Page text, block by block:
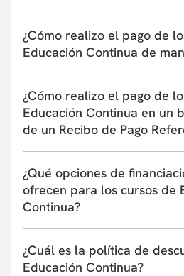
¿Cómo realizo el pago de
Educación Continua de
programa o taller de Educación
¿Cómo realizo el pago de
Educación Continua en un
de un Recibo de Pago
un Recibo de Pago
¿Qué opciones de
ofrecen para los cursos de
Continua?
entidades financieras que
uno a seis meses. Estas
¿Cuál es la política de
Educación Continua?